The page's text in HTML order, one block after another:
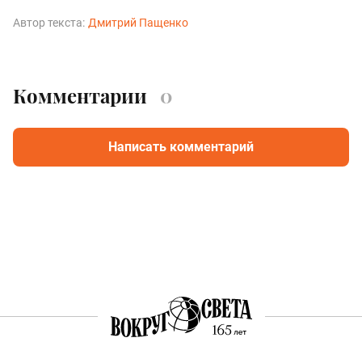
Автор текста: Дмитрий Пащенко
Комментарии 0
Написать комментарий